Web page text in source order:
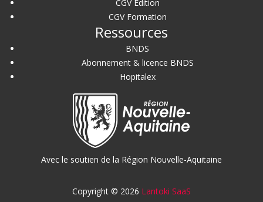
CGV Édition
CGV Formation
Ressources
BNDS
Abonnement & licence BNDS
Hopitalex
Avec le soutien de la Région Nouvelle-Aquitaine
Copyright © 2026 Lantoki SaaS